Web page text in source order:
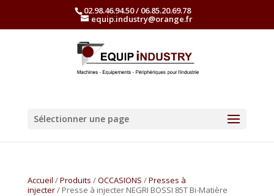
02.98.46.94.50 / 06.85.20.69.78
equip.industry@orange.fr
Sélectionner une page
Accueil /Produits /OCCASIONS /Presses à
injecter/ Presse à injecter NEGRI BOSSI 85T Bi-Matière